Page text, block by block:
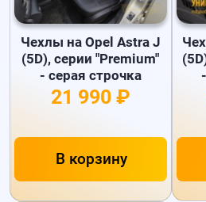
Чехлы на Opel Astra J
(5D), серии "Premium"
- серая строчка
21 990 ₽
В корзину